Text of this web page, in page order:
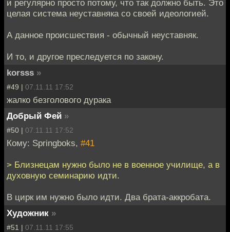
и регулярно просто потому, что так должно быть. Это
целая система неуставняка со своей идеологией.
А данное происшествия - обычный неуставняк.
И то, и другое преследуется по закону.
korsss »
#49 | 07.11.11 17:52
жалко безголового дурака
Добрый Фей »
#50 | 07.11.11 17:52
Кому: Springboks, #41
> Близнецам нужно было не в военное училище, а в
духовную семинарию идти.
В цирк им нужно было идти. Два брата-аккробата.
Художник »
#51 | 07.11.11 17:55